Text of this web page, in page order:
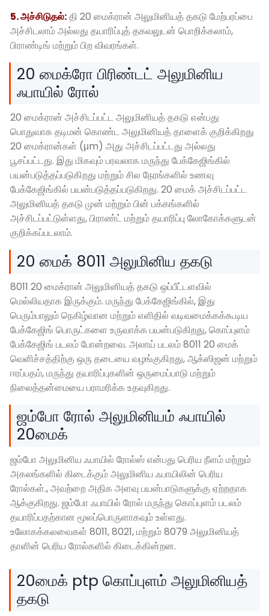
5. அச்சிடுதல்:தி 20 மைக்ரான் அலுமினியத் தகடு மேற்பரப்பை
அச்சிடலாம் அல்லது தயாரிப்புத் தகவலுடன் பொறிக்கலாம்,
பிராண்டிங் மற்றும் பிற விவரங்கள்.
20 மைக்ரோ பிரிண்டட் அலுமினிய
ஃபாயில் ரோல்
20 மைக்ரான் அச்சிடப்பட்ட அலுமினியத் தகடு என்பது
பொதுவாக தடிமன் கொண்ட அலுமினியத் தாளைக் குறிக்கிறது
20 மைக்ரான்கள் (μm) அது அச்சிடப்பட்டது அல்லது
பூசப்பட்டது. இது மிகவும் பரவலாக மருந்து பேக்கேஜிங்கில்
பயன்படுத்தப்படுகிறது மற்றும் சில நேரங்களில் உணவு
பேக்கேஜிங்கில் பயன்படுத்தப்படுகிறது. 20 மைக் அச்சிடப்பட்ட
அலுமினியத் தகடு முன் மற்றும் பின் பக்கங்களில்
அச்சிடப்பட்டுள்ளது, பிராண்ட் மற்றும் தயாரிப்பு லோகோக்களுடன்
குறிக்கப்படலாம்.
20 மைக் 8011 அலுமினிய தகடு
8011 20 மைக்ரான் அலுமினியத் தகடு ஒப்பீட்டளவில்
மெல்லியதாக இருக்கும். மருந்து பேக்கேஜிங்கில், இது
பெரும்பாலும் நெகிழ்வான மற்றும் எளிதில் வடிவமைக்கக்கூடிய
பேக்கேஜிங் பொருட்களை உருவாக்க பயன்படுகிறது, கொப்புளம்
பேக்கேஜிங் படலம் போன்றவை. அலாய் படலம் 8011 20 மைக்
வெளிச்சத்திற்கு ஒரு தடையை வழங்குகிறது, ஆக்ஸிஜன் மற்றும்
ஈரப்பதம், மருந்து தயாரிப்புகளின் ஒருமைப்பாடு மற்றும்
நிலைத்தன்மையை பராமரிக்க உதவுகிறது.
ஜம்போ ரோல் அலுமினியம் ஃபாயில்
20மைக்
ஜம்போ அலுமினிய ஃபாயில் ரோல்ஸ் என்பது பெரிய நீளம் மற்றும்
அகலங்களில் கிடைக்கும் அலுமினிய ஃபாயிலின் பெரிய
ரோல்கள்., அவற்றை அதிக அளவு பயன்பாடுகளுக்கு ஏற்றதாக
ஆக்குகிறது. ஜம்போ ஃபாயில் ரோல் மருந்து கொப்புளம் படலம்
தயாரிப்பதற்கான மூலப்பொருளாகவும் உள்ளது.
உலோகக்கலவைகள் 8011, 8021, மற்றும் 8079 அலுமினியத்
தாளின் பெரிய ரோல்களில் கிடைக்கின்றன.
20மைக் ptp கொப்புளம் அலுமினியத்
தகடு